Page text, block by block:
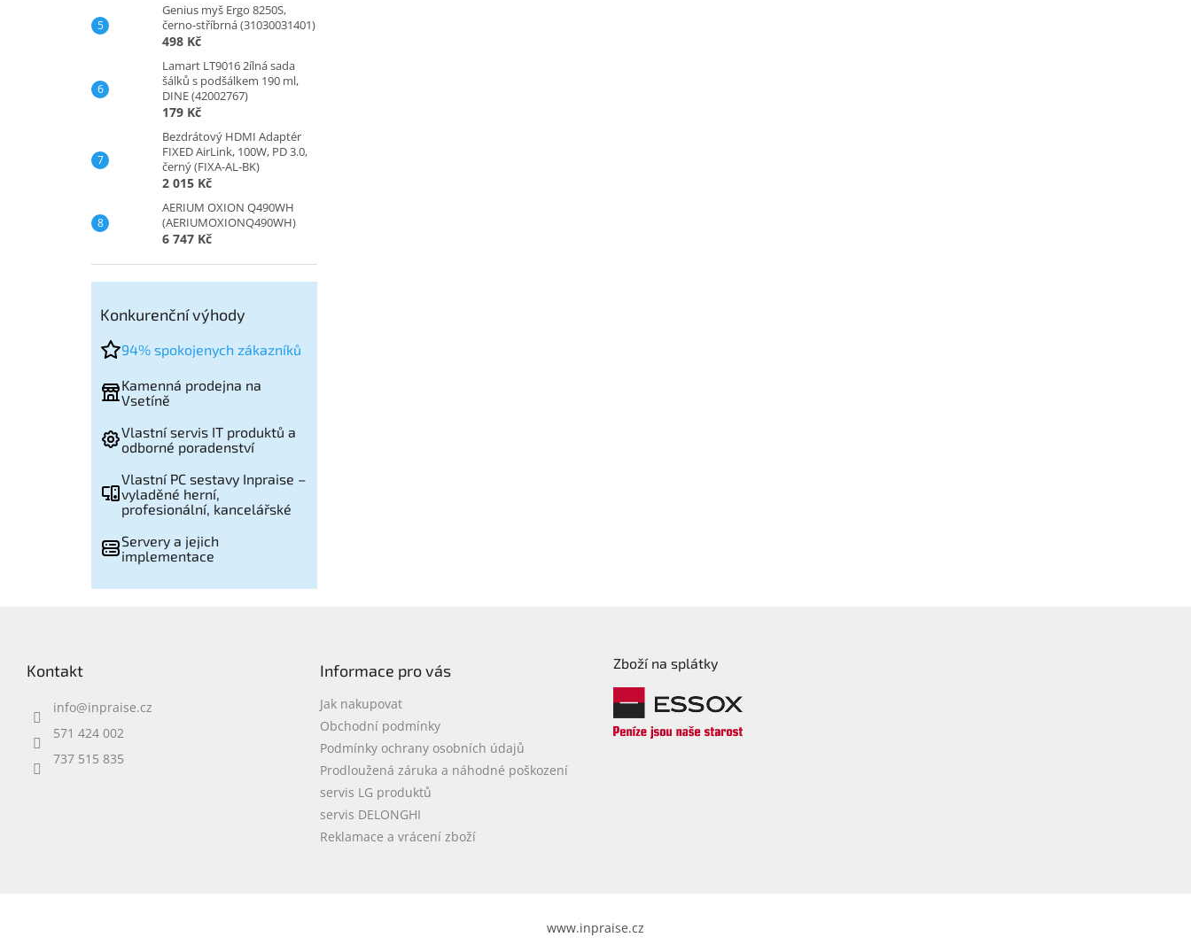
Genius myš Ergo 8250S,
černo-stříbrná (31030031401)
498 Kč
Lamart LT9016 2ílná sada
šálků s podšálkem 190 ml,
DINE (42002767)
179 Kč
Bezdrátový HDMI Adaptér
FIXED AirLink, 100W, PD 3.0,
černý (FIXA-AL-BK)
2 015 Kč
AERIUM OXION Q490WH
(AERIUMOXIONQ490WH)
6 747 Kč
Konkurenční výhody
94% spokojenych zákazníků
Kamenná prodejna na
Vsetíně
Vlastní servis IT produktů a
odborné poradenství
Vlastní PC sestavy Inpraise –
vyladěné herní,
profesionální, kancelářské
Servery a jejich
implementace
Kontakt
info@inpraise.cz
571 424 002
737 515 835
Informace pro vás
Jak nakupovat
Obchodní podmínky
Podmínky ochrany osobních údajů
Prodloužená záruka a náhodné poškození
servis LG produktů
servis DELONGHI
Reklamace a vrácení zboží
Zboží na splátky
www.inpraise.cz